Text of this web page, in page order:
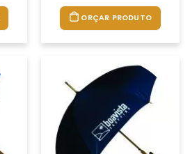
ORÇAR PRODUTO